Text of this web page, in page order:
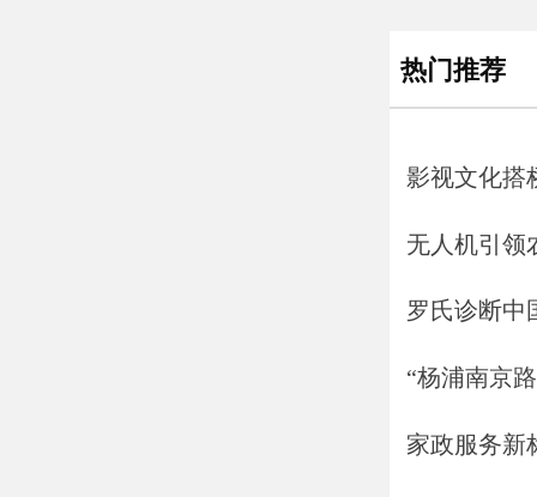
热门推荐
影视文化搭
无人机引领
罗氏诊断中
“杨浦南京
家政服务新